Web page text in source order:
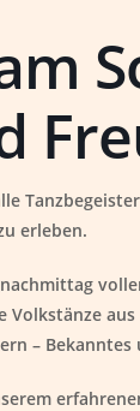
erleben.
Volkstänze
– Bekanntes